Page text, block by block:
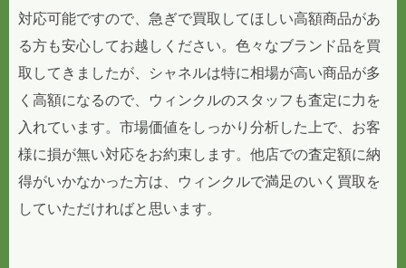
対応可能ですので、急ぎで買取してほしい高額商品があ
る方も安心してお越しください。色々なブランド品を買
取してきましたが、シャネルは特に相場が高い商品が多
く高額になるので、ウィンクルのスタッフも査定に力を
入れています。市場価値をしっかり分析した上で、お客
様に損が無い対応をお約束します。他店での査定額に納
得がいかなかった方は、ウィンクルで満足のいく買取を
していただければと思います。